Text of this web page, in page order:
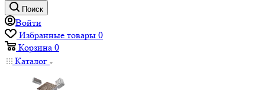
Поиск
Войти
Избранные товары 0
Корзина 0
Каталог